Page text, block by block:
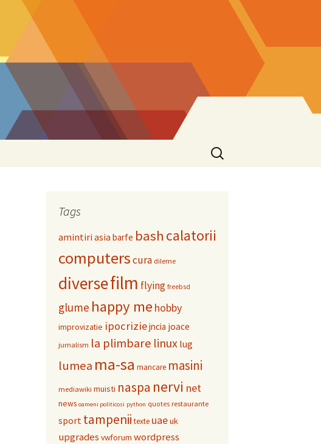
Search
for:
Tags
amintiriasia barfe bash calatorii
computerscura dileme
diversefilm flying freebsd
glume happy me hobby
improvizatie ipocriziejncia joace
jurnalism la plimbare linux lug
lumea ma-sa mancare masini
mediawiki muisti naspa nervi net
news oameni politicosi python quotes restaurante
sport tampenii texte uaeuk
upgrades vwforum wordpress